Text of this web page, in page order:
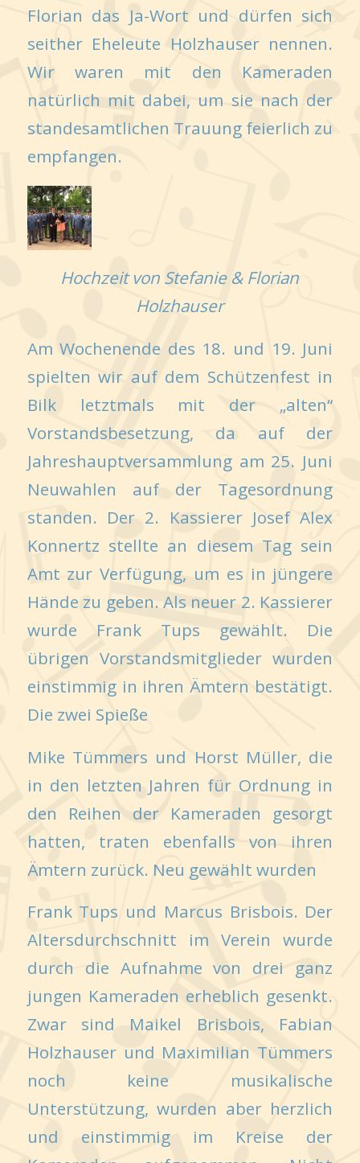
Florian das Ja-Wort und dürfen sich
seither Eheleute Holzhauser nennen.
Wir waren mit den Kameraden
natürlich mit dabei, um sie nach der
standesamtlichen Trauung feierlich zu
empfangen.
Hochzeit von Stefanie & Florian
Holzhauser
Am Wochenende des 18. und 19. Juni
spielten wir auf dem Schützenfest in
Bilk letztmals mit der „alten“
Vorstandsbesetzung, da auf der
Jahreshauptversammlung am 25. Juni
Neuwahlen auf der Tagesordnung
standen. Der 2. Kassierer Josef Alex
Konnertz stellte an diesem Tag sein
Amt zur Verfügung, um es in jüngere
Hände zu geben. Als neuer 2. Kassierer
wurde Frank Tups gewählt. Die
übrigen Vorstandsmitglieder wurden
einstimmig in ihren Ämtern bestätigt.
Die zwei Spieße
Mike Tümmers und Horst Müller, die
in den letzten Jahren für Ordnung in
den Reihen der Kameraden gesorgt
hatten, traten ebenfalls von ihren
Ämtern zurück. Neu gewählt wurden
Frank Tups und Marcus Brisbois. Der
Altersdurchschnitt im Verein wurde
durch die Aufnahme von drei ganz
jungen Kameraden erheblich gesenkt.
Zwar sind Maikel Brisbois, Fabian
Holzhauser und Maximilian Tümmers
noch keine musikalische
Unterstützung, wurden aber herzlich
und einstimmig im Kreise der